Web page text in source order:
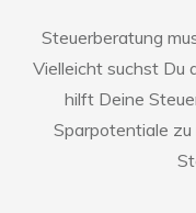
Steuerberatung
Vielleicht suchst Du
hilft Deine
Sparpotentiale